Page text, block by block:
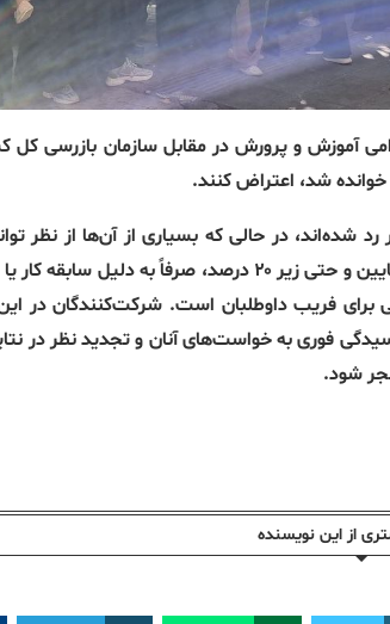
استخدامی آموزش و پرورش در مقابل سازمان بازرسی
شد، اعتراض کنند.
از حدود ۵۰۰ هزار شرکت‌کننده، ۴۹۰ هزار نفر رد شده‌اند، در حالی که بسیاری از
بالاترین درصدها را کسب کرده بودند. در مقابل، افرادی با درصد پایین و حتی زیر ۲۰
فریب داوطلبان است. شرکت‌کنندگان در
فوری به خواست‌های آنان و تجدید نظر در
شود.
از این نویسندە